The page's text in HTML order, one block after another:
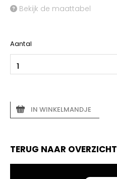
Bekijk de maattabel
Aantal
IN WINKELMANDJE
TERUG NAAR OVERZICHT